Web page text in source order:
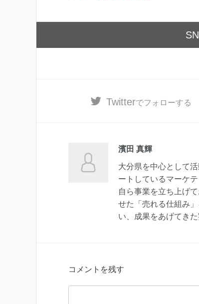
Twitterでフォローする
濱田 真輝
大分県を中心として
ートしているマーケ
自ら事業を立ち上げ
せた「売れる仕組み
い、成果をあげてきた
コメントを残す